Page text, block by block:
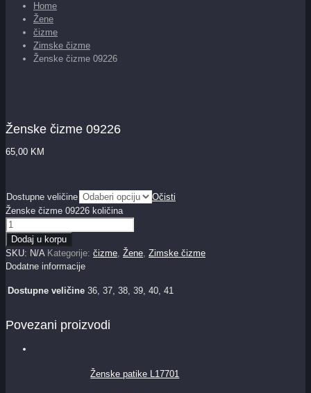
Home
Žene
čizme
Zimske čizme
Ženske čizme 09226
Ženske čizme 09226
65,00 KM
Dostupne veličine
Očisti
Ženske čizme 09226 količina
Dodaj u korpu
SKU: N/A Kategorije: čizme, Žene, Zimske čizme
Dodatne informacije
Dostupne veličine 36, 37, 38, 39, 40, 41
Povezani proizvodi
Ženske patike L17701